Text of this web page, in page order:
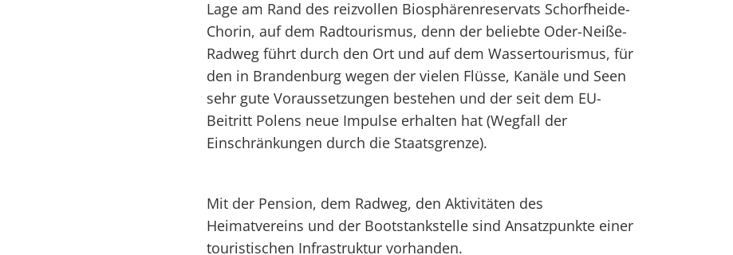
Lage am Rand des reizvollen Biosphärenreservats Schorfheide-
Chorin, auf dem Radtourismus, denn der beliebte Oder-Neiße-
Radweg führt durch den Ort und auf dem Wassertourismus, für
den in Brandenburg wegen der vielen Flüsse, Kanäle und Seen
sehr gute Voraussetzungen bestehen und der seit dem EU-
Beitritt Polens neue Impulse erhalten hat (Wegfall der
Einschränkungen durch die Staatsgrenze).
Mit der Pension, dem Radweg, den Aktivitäten des
Heimatvereins und der Bootstankstelle sind Ansatzpunkte einer
touristischen Infrastruktur vorhanden.